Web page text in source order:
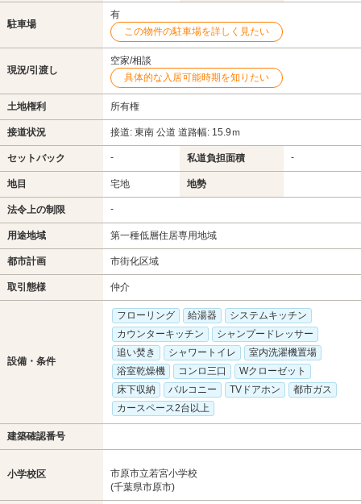
駐車場
有
この物件の駐車場を詳しく見たい
現況/引渡し
空家/相談
具体的な入居可能時期を知りたい
土地権利 所有権
接道状況 接道: 東南 公道 道路幅: 15.9ｍ
セットバック - 私道負担面積 -
地目 宅地 地勢
法令上の制限 -
用途地域 第一種低層住居専用地域
都市計画 市街化区域
取引態様 仲介
設備・条件
フローリング 給湯器
システムキッチン
カウンターキッチン
シャンプードレッサー
追い焚き
シャワートイレ
室内洗濯機置場
浴室乾燥機
コンロ三口
Wクローゼット
床下収納
バルコニー TVドアホン
都市ガス
カースペース2台以上
建築確認番号
小学校区
市原市立若宮小学校
(千葉県市原市)